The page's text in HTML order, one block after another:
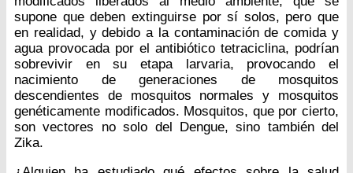
supone que deben extinguirse por sí solos, pero que
en realidad, y debido a la contaminación de comida y
agua provocada por el antibiótico tetraciclina, podrían
sobrevivir en su etapa larvaria, provocando el
nacimiento de generaciones de mosquitos
descendientes de mosquitos normales y mosquitos
genéticamente modificados. Mosquitos, que por cierto,
son vectores no solo del Dengue, sino también del
Zika.